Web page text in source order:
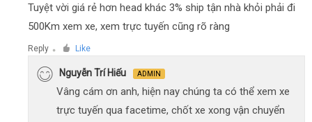
Tuyệt vời giá rẻ hơn head khác 3% ship tận nhà khỏi phải đi
500Km xem xe, xem trực tuyến cũng rõ ràng
Reply ● Like
Nguyễn Trí Hiếu ADMIN
Vâng cám ơn anh, hiện nay chúng ta có thể xem xe
trực tuyến qua facetime, chốt xe xong vận chuyển